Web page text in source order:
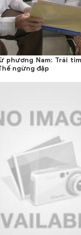
phương Nam: Trái tim
ngừng đập